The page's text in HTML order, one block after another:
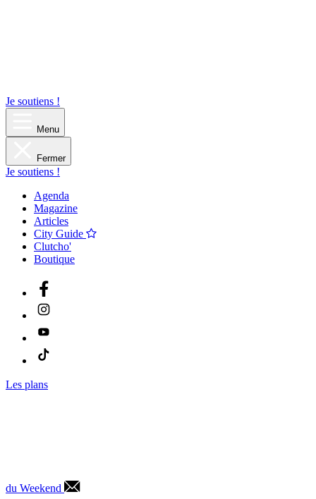
Je soutiens !
Menu
Fermer
Je soutiens !
Agenda
Magazine
Articles
City Guide
Clutcho'
Boutique
Les plans
du Weekend